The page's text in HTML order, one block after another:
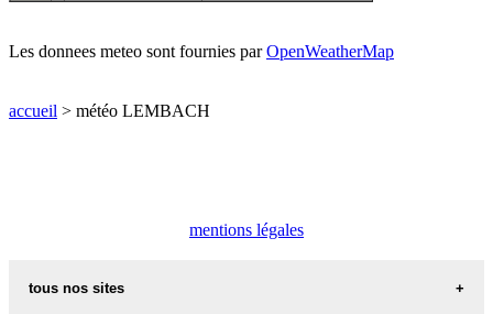
Les donnees meteo sont fournies parOpenWeatherMap
accueil > météo LEMBACH
mentions légales
tous nos sites